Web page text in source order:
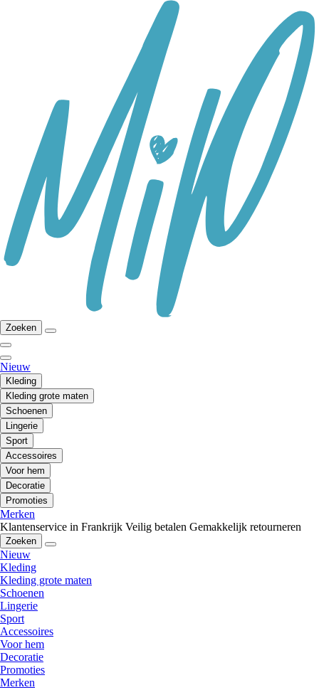
Zoeken
Nieuw
Kleding
Kleding grote maten
Schoenen
Lingerie
Sport
Accessoires
Voor hem
Decoratie
Promoties
Merken
Klantenservice in Frankrijk Veilig betalen Gemakkelijk retourneren
Zoeken
Nieuw
Kleding
Kleding grote maten
Schoenen
Lingerie
Sport
Accessoires
Voor hem
Decoratie
Promoties
Merken